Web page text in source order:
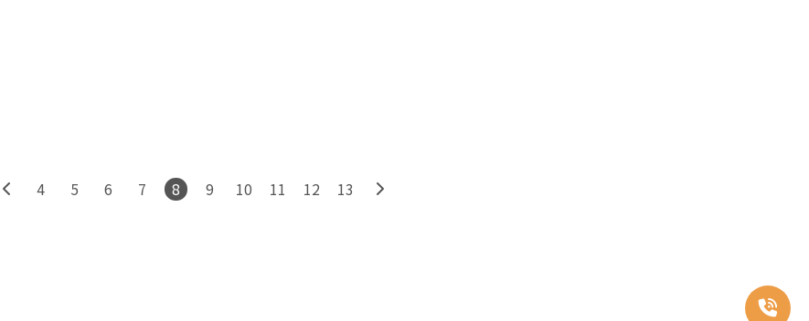
4 5 6 7 8 9 10 11 12 13